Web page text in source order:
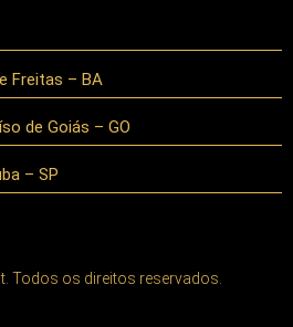
Freitas – BA
de Goiás – GO
– SP
Todos os direitos reservados.